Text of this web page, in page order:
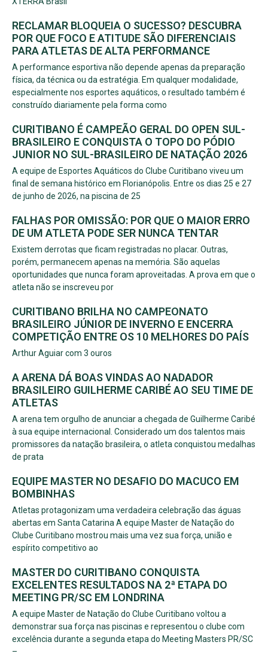
RECLAMAR BLOQUEIA O SUCESSO? DESCUBRA
POR QUE FOCO E ATITUDE SÃO DIFERENCIAIS
PARA ATLETAS DE ALTA PERFORMANCE
A performance esportiva não depende apenas da preparação
física, da técnica ou da estratégia. Em qualquer modalidade,
especialmente nos esportes aquáticos, o resultado também é
construído diariamente pela forma como
CURITIBANO É CAMPEÃO GERAL DO OPEN SUL-
BRASILEIRO E CONQUISTA O TOPO DO PÓDIO
JUNIOR NO SUL-BRASILEIRO DE NATAÇÃO 2026
A equipe de Esportes Aquáticos do Clube Curitibano viveu um
final de semana histórico em Florianópolis. Entre os dias 25 e 27
de junho de 2026, na piscina de 25
FALHAS POR OMISSÃO: POR QUE O MAIOR ERRO
DE UM ATLETA PODE SER NUNCA TENTAR
Existem derrotas que ficam registradas no placar. Outras,
porém, permanecem apenas na memória. São aquelas
oportunidades que nunca foram aproveitadas. A prova em que o
atleta não se inscreveu por
CURITIBANO BRILHA NO CAMPEONATO
BRASILEIRO JÚNIOR DE INVERNO E ENCERRA
COMPETIÇÃO ENTRE OS 10 MELHORES DO PAÍS
Arthur Aguiar com 3 ouros
A ARENA DÁ BOAS VINDAS AO NADADOR
BRASILEIRO GUILHERME CARIBÉ AO SEU TIME DE
ATLETAS
A arena tem orgulho de anunciar a chegada de Guilherme Caribé
à sua equipe internacional. Considerado um dos talentos mais
promissores da natação brasileira, o atleta conquistou medalhas
de prata
EQUIPE MASTER NO DESAFIO DO MACUCO EM
BOMBINHAS
Atletas protagonizam uma verdadeira celebração das águas
abertas em Santa Catarina A equipe Master de Natação do
Clube Curitibano mostrou mais uma vez sua força, união e
espírito competitivo ao
MASTER DO CURITIBANO CONQUISTA
EXCELENTES RESULTADOS NA 2ª ETAPA DO
MEETING PR/SC EM LONDRINA
A equipe Master de Natação do Clube Curitibano voltou a
demonstrar sua força nas piscinas e representou o clube com
excelência durante a segunda etapa do Meeting Masters PR/SC
–